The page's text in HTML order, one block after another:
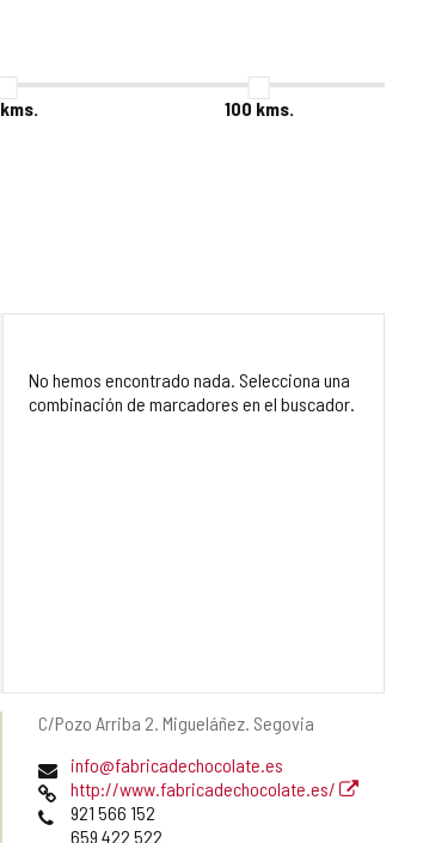
kms. 100 kms.
Dirección
C/Pozo Arriba 2. Migueláñez. Segovia
Dirección
de
correo
electrónico
info@fabricadechocolate.es
Página
Web
http://www.fabricadechocolate.es/
Teléfonos
921 566 152
659 422 522
No hemos encontrado nada. Selecciona una
combinación de marcadores en el buscador.